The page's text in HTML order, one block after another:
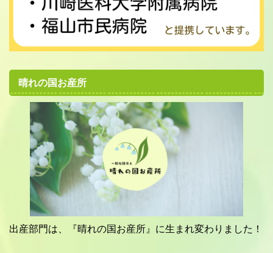
晴れの国お産所
出産部門は、『晴れの国お産所』に生まれ変わりました！